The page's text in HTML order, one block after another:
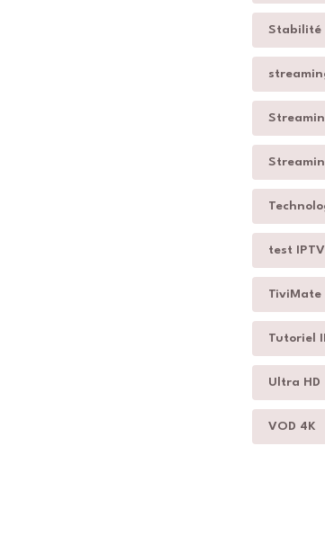
Stabilité
test IPTV
TiviMate
Tutoriel
Ultra HD
VOD 4K